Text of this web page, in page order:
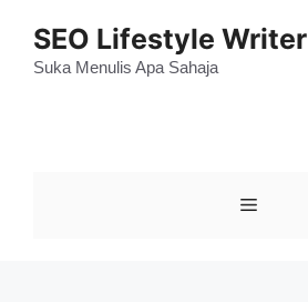
content
SEO Lifestyle Writer
Suka Menulis Apa Sahaja
Menu